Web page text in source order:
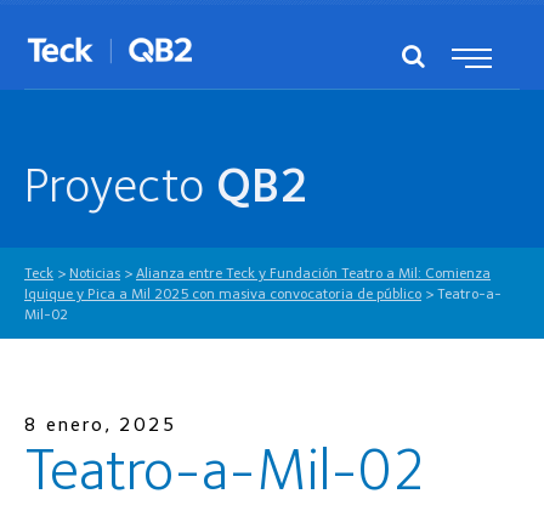
Proyecto QB2
Teck > Noticias > Alianza entre Teck y Fundación Teatro a Mil: Comienza
Iquique y Pica a Mil 2025 con masiva convocatoria de público > Teatro-a-
Mil-02
8 enero, 2025
Teatro-a-Mil-02